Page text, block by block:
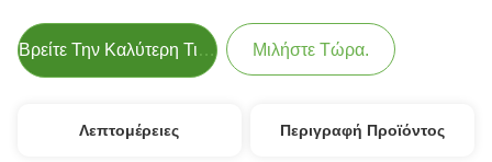
Βρείτε Την Καλύτερη Τιμή Μιλήστε Τώρα.
Λεπτομέρειες Περιγραφή Προϊόντος